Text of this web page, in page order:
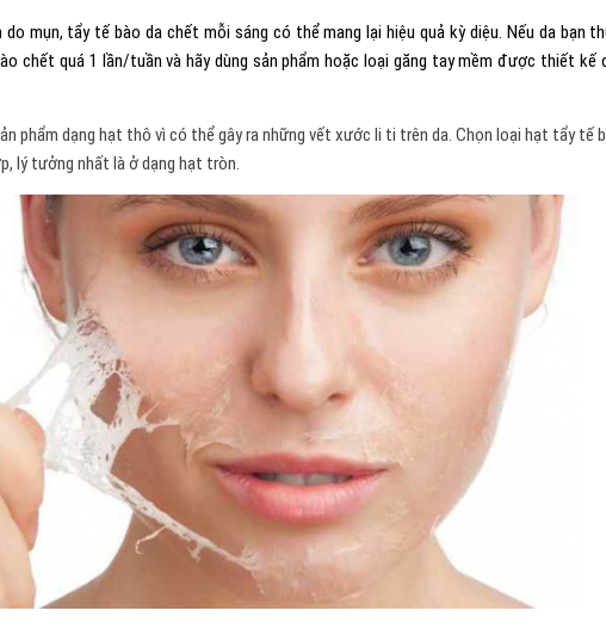
do mụn, tẩy tế bào da chết mỗi sáng có thể mang lại hiệu quả kỳ diệu. Nếu da bạn
chết quá 1 lần/tuần và hãy dùng sản phẩm hoặc loại găng tay mềm được thiết kế
phẩm dạng hạt thô vì có thể gây ra những vết xước li ti trên da. Chọn loại hạt tẩy tế
lý tưởng nhất là ở dạng hạt tròn.